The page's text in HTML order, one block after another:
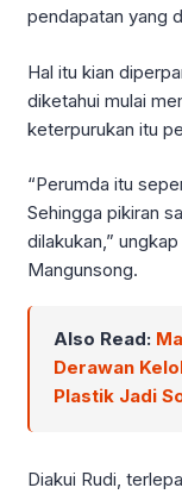
pendapatan yang
Hal itu kian
diketahui mulai
keterpurukan itu
“Perumda itu
Sehingga pikiran
dilakukan,”
Mangunsong.
Also Read:
Derawan
Plastik Jadi
Diakui Rudi,